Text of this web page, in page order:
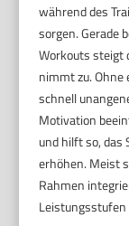
während des
sorgen. Gerade
Workouts steigt
nimmt zu. Ohne
schnell
Motivation
und hilft so, das
erhöhen. Meist
Rahmen
Leistungsstufen